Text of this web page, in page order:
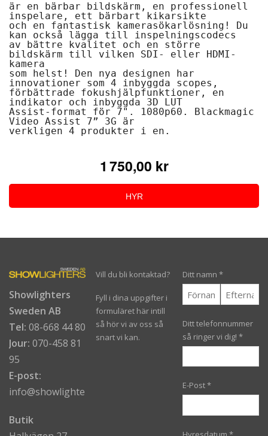
är en bärbar bildskärm, en professionell
inspelare, ett bärbart kikarsikte
och en fantastisk kamerasökarlösning! Du
kan också lägga till inspelningscodecs
av ​​bättre kvalitet och en större
bildskärm till vilken SDI- eller HDMI-
kamera
som helst! Den nya designen har
innovationer som 4 inbyggda scopes,
förbättrade fokushjälpfunktioner, en
indikator och inbyggda 3D LUT
Assist-format för 7". 1080p60. Blackmagic
Video Assist 7” 3G är
verkligen 4 produkter i en.
1 750,00 kr
HYR
Showlighters
Sweden AB
Tel: 08-668 44 80
Jour: 070-458 81
95
E-post:
info@showlighters.se
Butik
Vill du bli kontaktad?
Fyll i dina uppgifter i
formuläret här intill
så hör vi av oss så
snart vi kan.
Ditt namn *
Ditt telefonnummer
så ringer vi dig! *
E-Post*